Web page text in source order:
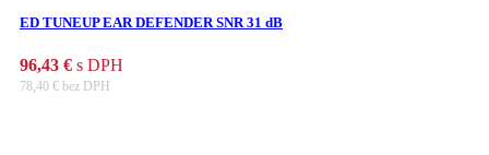
ED TUNEUP EAR DEFENDER SNR 31 dB
96,43 € s DPH
78,40 € bez DPH